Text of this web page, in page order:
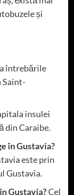
și
întrebările
Saint-
insulei
din Caraibe.
în Gustavia?
este prin
Gustavia.
Gustavia?Cel